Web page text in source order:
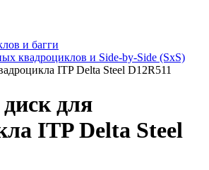
и багги
квадроциклов и Side-by-Side (SxS)
ITP Delta Steel D12R511
для
ITP Delta Steel